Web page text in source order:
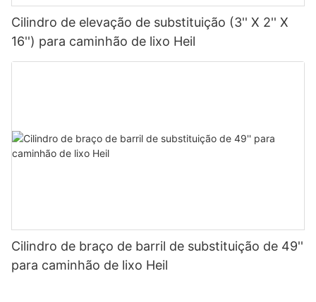
Cilindro de elevação de substituição (3'' X 2'' X
16'') para caminhão de lixo Heil
Cilindro de braço de barril de substituição de 49''
para caminhão de lixo Heil